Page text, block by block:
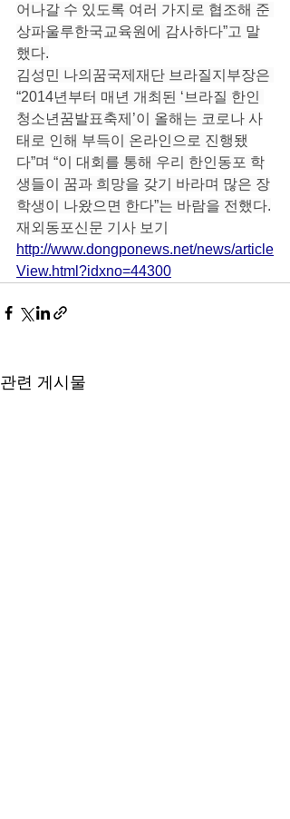
어나갈 수 있도록 여러 가지로 협조해 준
상파울루한국교육원에 감사하다”고 말
했다.
김성민 나의꿈국제재단 브라질지부장은
“2014년부터 매년 개최된 ‘브라질 한인
청소년꿈발표축제’이 올해는 코로나 사
태로 인해 부득이 온라인으로 진행됐
다”며 “이 대회를 통해 우리 한인동포 학
생들이 꿈과 희망을 갖기 바라며 많은 장
학생이 나왔으면 한다”는 바람을 전했다.
재외동포신문 기사 보기
http://www.dongponews.net/news/article
View.html?idxno=44300
관련 게시물